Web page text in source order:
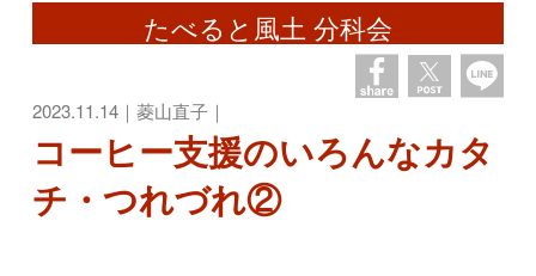
たべると風土 分科会
2023.11.14｜菱山直子｜
コーヒー支援のいろんなカタ
チ・つれづれ②